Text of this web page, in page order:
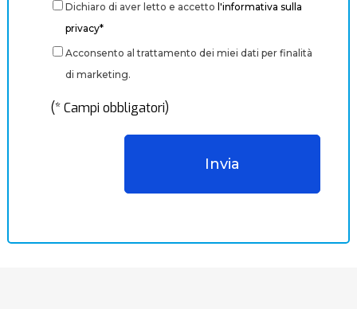
Dichiaro di aver letto e accetto l'informativa sulla
privacy*
Acconsento al trattamento dei miei dati per finalità
di marketing.
(* Campi obbligatori)